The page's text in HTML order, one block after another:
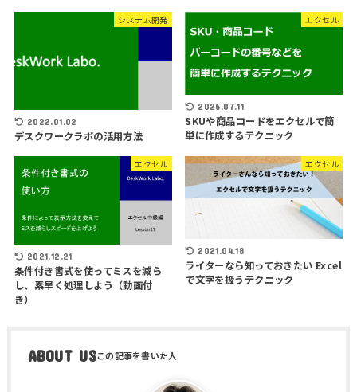
システム開発
2022.01.02
デスクワークラボの活用方法
エクセル
2026.07.11
SKUや商品コードをエクセルで簡
単に作成するテクニック
エクセル
2021.12.21
条件付き書式を使ってミスを減ら
し、素早く処理しよう（動画付
き）
エクセル
2021.04.18
ライターなら知っておきたい Excel
で文字を扱うテクニック
ABOUT US